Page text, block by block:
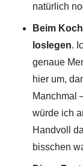
natürlich
Beim
loslegen.
genaue
hier um,
Manchmal
würde ich
Handvoll
bisschen